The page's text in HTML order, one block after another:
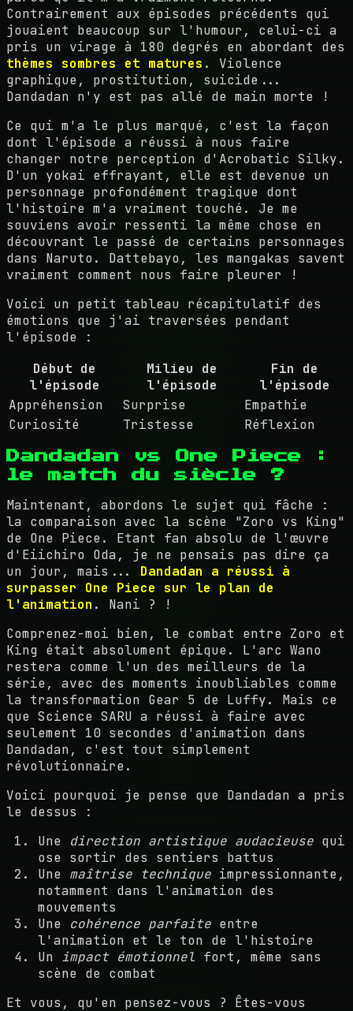
Contrairement aux épisodes précédents qui
jouaient beaucoup sur l'humour, celui-ci a
pris un virage à 180 degrés en abordant des
thèmes sombres et matures . Violence
graphique, prostitution, suicide...
Dandadan n'y est pas allé de main morte !
Ce qui m'a le plus marqué, c'est la façon
dont l'épisode a réussi à nous faire
changer notre perception d'Acrobatic Silky.
D'un yokai effrayant, elle est devenue un
personnage profondément tragique dont
l'histoire m'a vraiment touché. Je me
souviens avoir ressenti la même chose en
découvrant le passé de certains personnages
dans Naruto. Dattebayo, les mangakas savent
vraiment comment nous faire pleurer !
Voici un petit tableau récapitulatif des
émotions que j'ai traversées pendant
l'épisode :
Début de
l'épisode
Milieu de
l'épisode
Fin de
l'épisode
Appréhension
Surprise
Empathie
Curiosité
Tristesse Réflexion
Dandadan vs One Piece :
le match du siècle ?
Maintenant, abordons le sujet qui fâche :
la comparaison avec la scène "Zoro vs King"
de One Piece. Etant fan absolu de l'œuvre
d'Eiichiro Oda, je ne pensais pas dire ça
un jour, mais... Dandadan a réussi à
surpasser One Piece sur le plan de
l'animation . Nani ? !
Comprenez-moi bien, le combat entre Zoro et
King était absolument épique. L'arc Wano
restera comme l'un des meilleurs de la
série, avec des moments inoubliables comme
la transformation Gear 5 de Luffy. Mais ce
que Science SARU a réussi à faire avec
seulement 10 secondes d'animation dans
Dandadan, c'est tout simplement
révolutionnaire.
Voici pourquoi je pense que Dandadan a pris
le dessus :
Une direction artistique audacieuse qui
ose sortir des sentiers battus
Une maîtrise technique impressionnante,
notamment dans l'animation des
mouvements
Une cohérence parfaite entre
l'animation et le ton de l'histoire
Un impact émotionnel fort, même sans
scène de combat
Et vous, qu'en pensez-vous ? Êtes-vous